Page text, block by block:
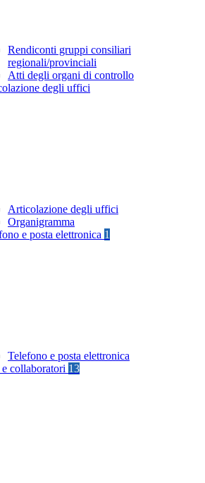
Rendiconti gruppi consiliari
regionali/provinciali
Atti degli organi di controllo
degli uffici
Articolazione degli uffici
Organigramma
e posta elettronica 1
Telefono e posta elettronica
collaboratori 13